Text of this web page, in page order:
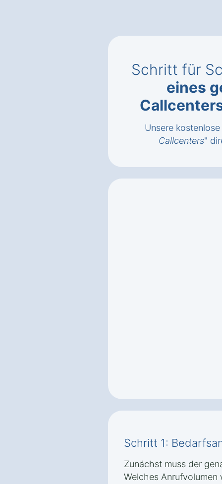
Schritt für
eines
Unsere
Callcenters"
Schritt 1:
Zunächst muss der
Welches Anrufvolumen